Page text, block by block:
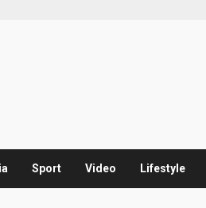
Sport Video Lifestyle